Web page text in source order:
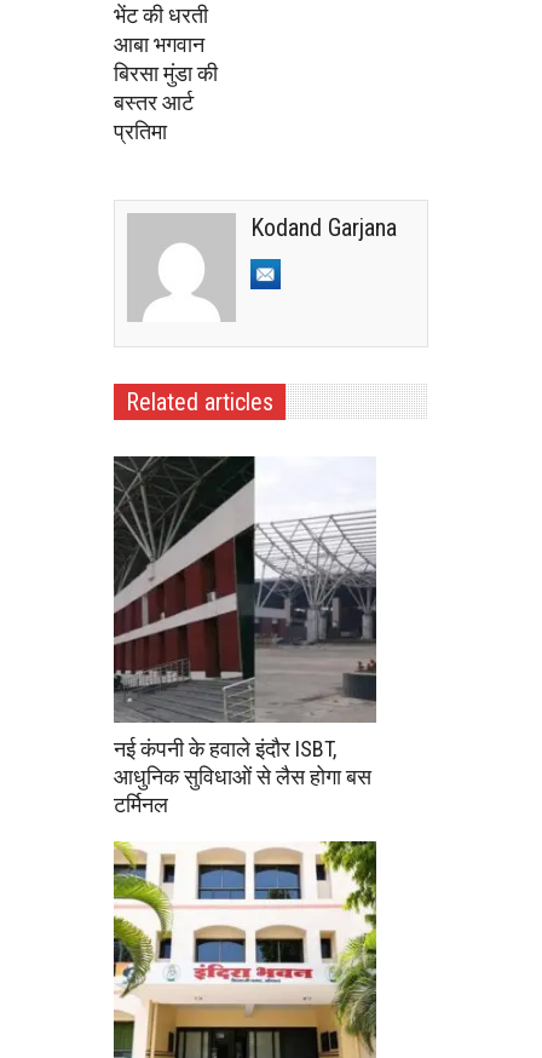
भेंट की धरती
आबा भगवान
बिरसा मुंडा की
बस्तर आर्ट
प्रतिमा
Kodand Garjana
Related articles
नई कंपनी के हवाले इंदौर ISBT,
आधुनिक सुविधाओं से लैस होगा बस
टर्मिनल